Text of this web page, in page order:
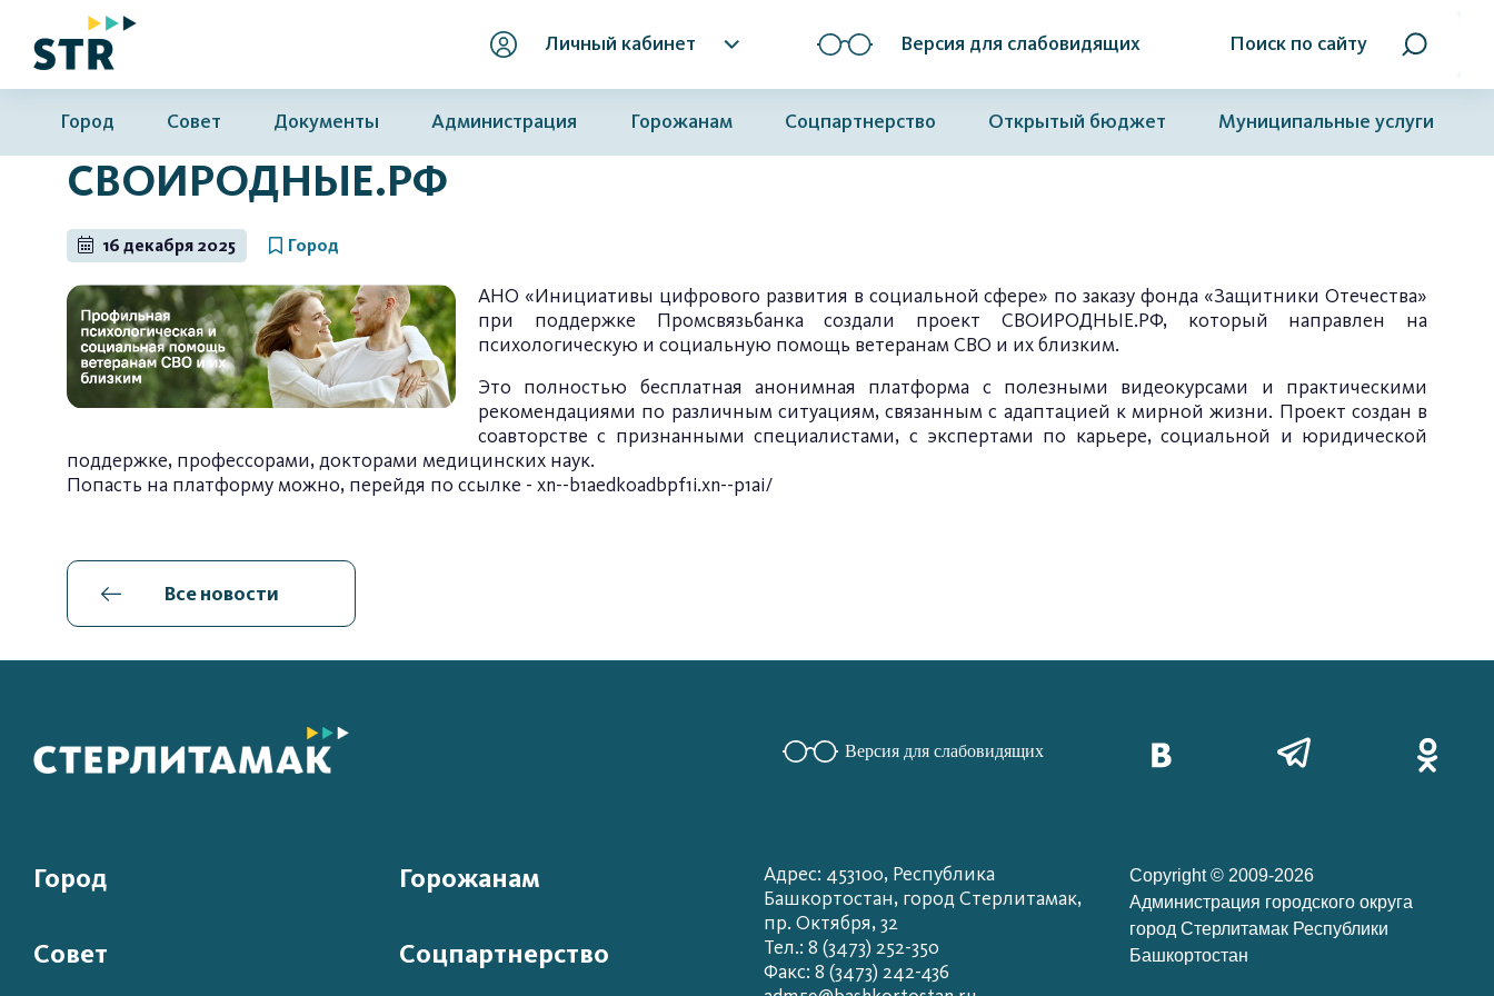
Личный кабинет Версия для слабовидящих Поиск по сайту
Город Совет Документы Администрация Горожанам Соцпартнерство Открытый бюджет Муниципальные услуги
СВОИРОДНЫЕ.РФ
16 декабря 2025 Город
АНО «Инициативы цифрового развития в социальной сфере» по заказу фонда «Защитники Отечества»
при поддержке Промсвязьбанка создали проект СВОИРОДНЫЕ.РФ, который направлен на
психологическую и социальную помощь ветеранам СВО и их близким.
Это полностью бесплатная анонимная платформа с полезными видеокурсами и практическими
рекомендациями по различным ситуациям, связанным с адаптацией к мирной жизни. Проект создан в
соавторстве с признанными специалистами, с экспертами по карьере, социальной и юридической
поддержке, профессорами, докторами медицинских наук.
Попасть на платформу можно, перейдя по ссылке - xn--b1aedk0adbpf1i.xn--p1ai/
Все новости
Версия для слабовидящих
Город
Совет
Горожанам
Соцпартнерство
Адрес: 453100, Республика
Башкортостан, город Стерлитамак,
пр. Октября, 32
Тел.: 8 (3473) 252-350
Факс: 8 (3473) 242-436
Copyright © 2009-2026
Администрация городского округа
город Стерлитамак Республики
Башкортостан